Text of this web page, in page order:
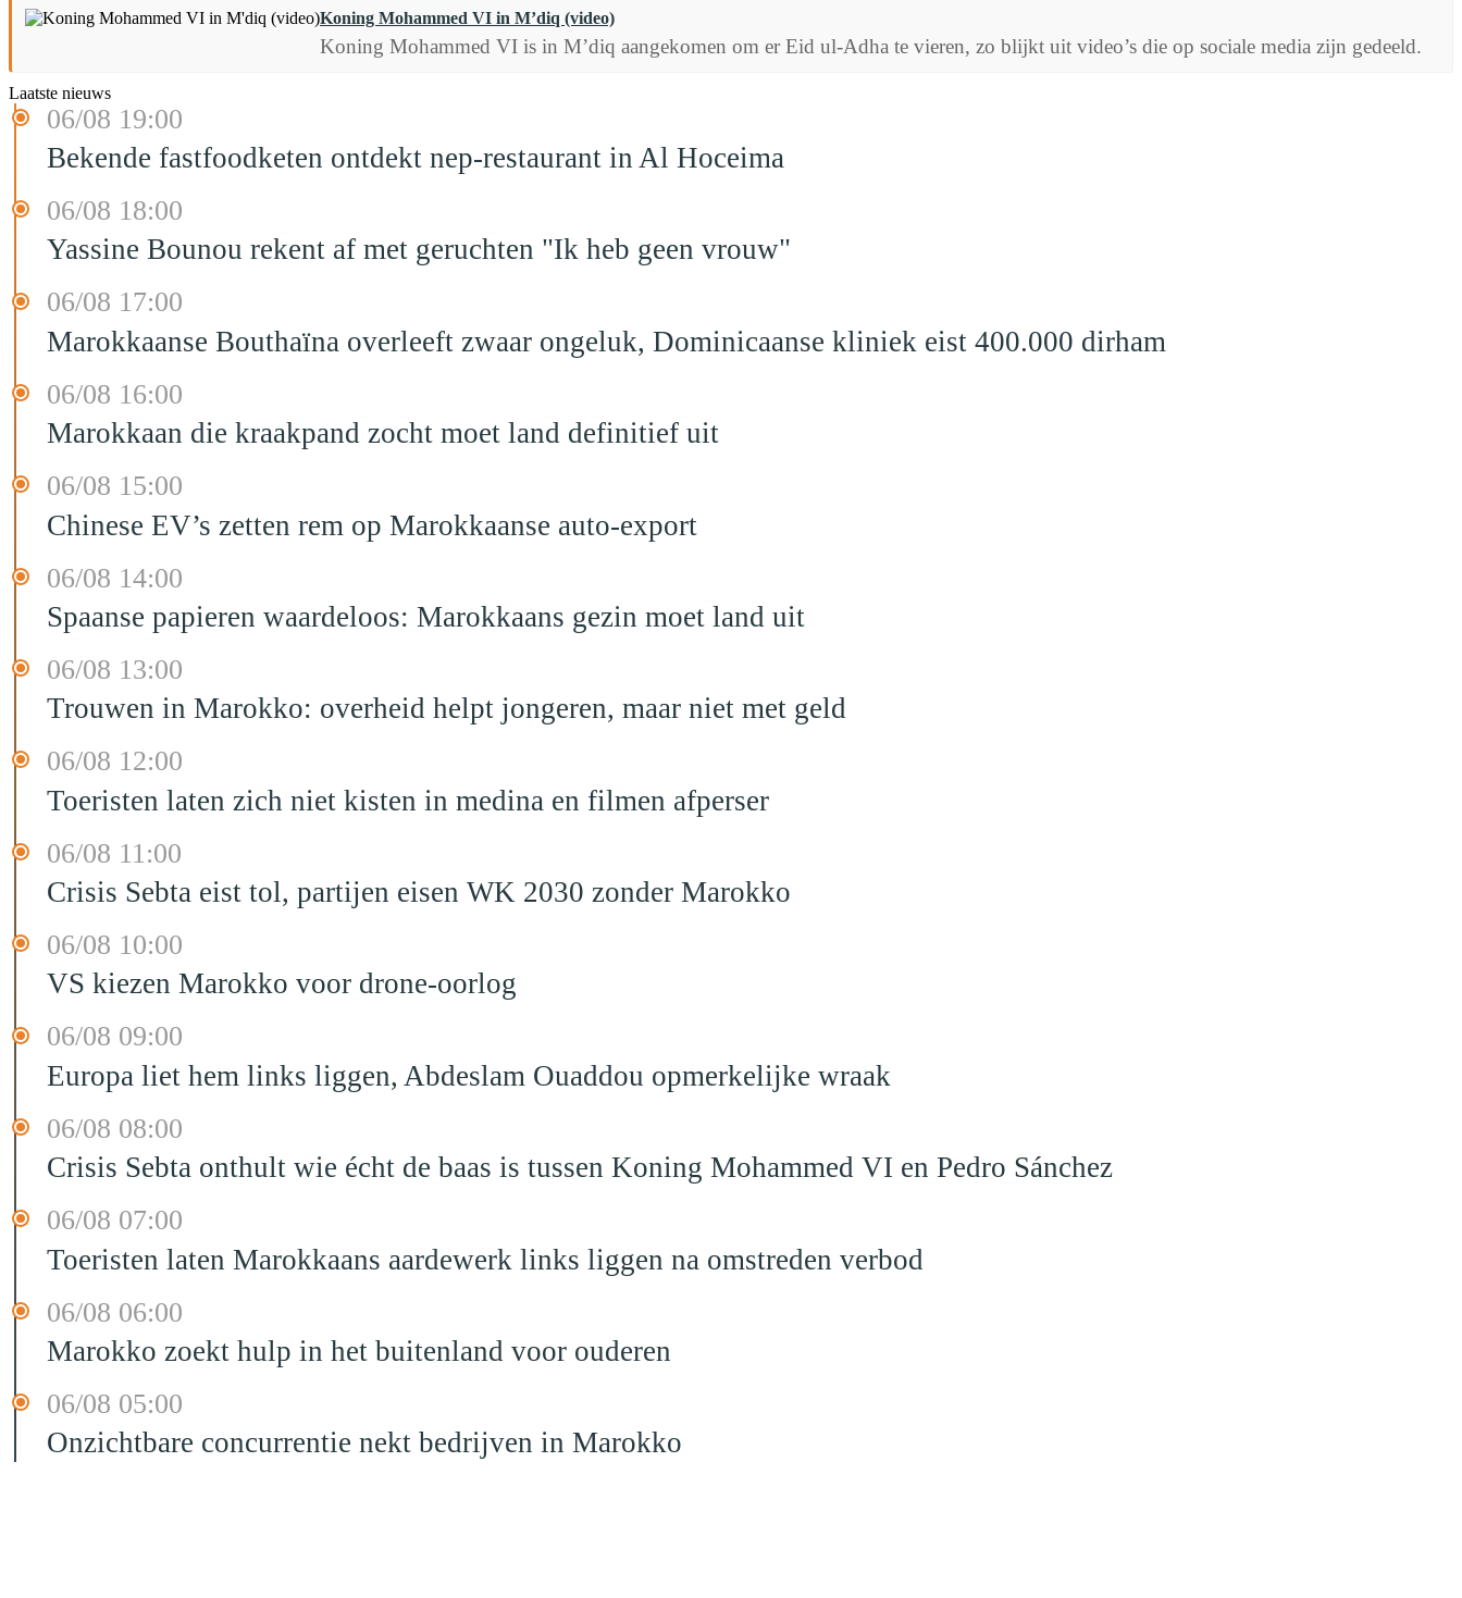
Koning Mohammed VI in M’diq (video)
Koning Mohammed VI is in M’diq aangekomen om er Eid ul-Adha te vieren, zo blijkt uit video’s die op sociale media zijn gedeeld.
Laatste nieuws
06/08 19:00
Bekende fastfoodketen ontdekt nep-restaurant in Al Hoceima
06/08 18:00
Yassine Bounou rekent af met geruchten "Ik heb geen vrouw"
06/08 17:00
Marokkaanse Bouthaïna overleeft zwaar ongeluk, Dominicaanse kliniek eist 400.000 dirham
06/08 16:00
Marokkaan die kraakpand zocht moet land definitief uit
06/08 15:00
Chinese EV’s zetten rem op Marokkaanse auto-export
06/08 14:00
Spaanse papieren waardeloos: Marokkaans gezin moet land uit
06/08 13:00
Trouwen in Marokko: overheid helpt jongeren, maar niet met geld
06/08 12:00
Toeristen laten zich niet kisten in medina en filmen afperser
06/08 11:00
Crisis Sebta eist tol, partijen eisen WK 2030 zonder Marokko
06/08 10:00
VS kiezen Marokko voor drone-oorlog
06/08 09:00
Europa liet hem links liggen, Abdeslam Ouaddou opmerkelijke wraak
06/08 08:00
Crisis Sebta onthult wie écht de baas is tussen Koning Mohammed VI en Pedro Sánchez
06/08 07:00
Toeristen laten Marokkaans aardewerk links liggen na omstreden verbod
06/08 06:00
Marokko zoekt hulp in het buitenland voor ouderen
06/08 05:00
Onzichtbare concurrentie nekt bedrijven in Marokko